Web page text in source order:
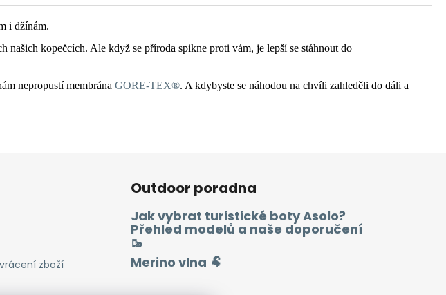
i džínám.
našich kopečcích. Ale když se příroda spikne proti vám, je lepší se stáhnout do
nepropustí membrána GORE-TEX®. A kdybyste se náhodou na chvíli zahleděli do dáli a
zboží
Outdoor poradna
Jak vybrat turistické boty Asolo?
Přehled modelů a naše doporučení
🥾
Merino vlna 🐏